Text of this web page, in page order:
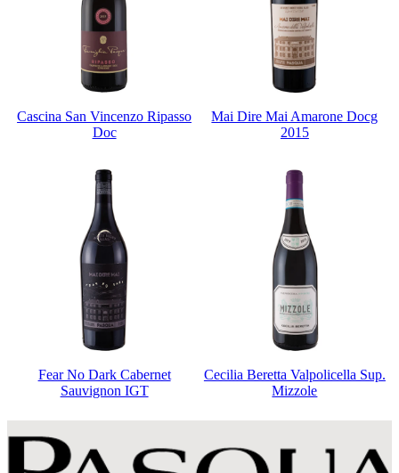
Cascina San Vincenzo Ripasso
Doc
Mai Dire Mai Amarone Docg
2015
Fear No Dark Cabernet
Sauvignon IGT
Cecilia Beretta Valpolicella Sup.
Mizzole